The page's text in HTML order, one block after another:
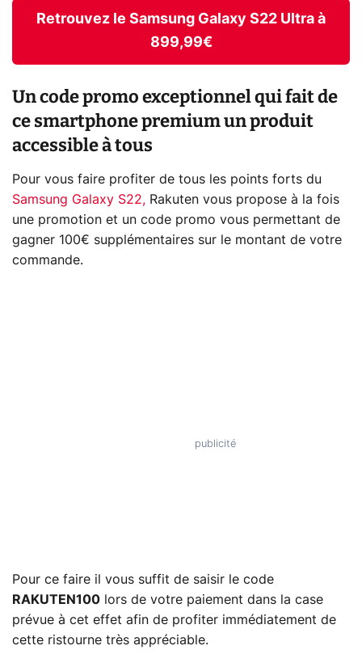
Retrouvez le Samsung Galaxy S22 Ultra à
899,99€
Un code promo exceptionnel qui fait de
ce smartphone premium un produit
accessible à tous
Pour vous faire profiter de tous les points forts du
Samsung Galaxy S22, Rakuten vous propose à la fois
une promotion et un code promo vous permettant de
gagner 100€ supplémentaires sur le montant de votre
commande.
Pour ce faire il vous suffit de saisir le code
RAKUTEN100 lors de votre paiement dans la case
prévue à cet effet afin de profiter immédiatement de
cette ristourne très appréciable.